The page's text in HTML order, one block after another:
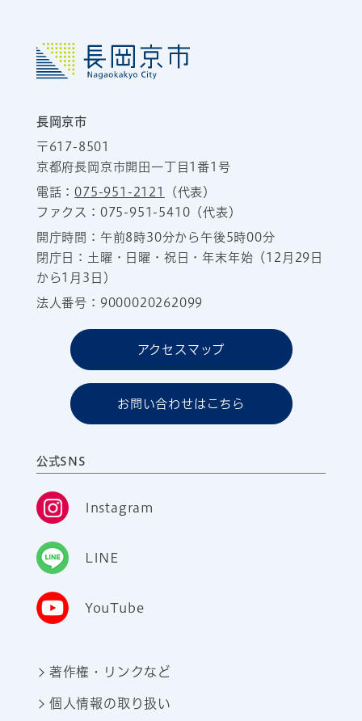
長岡京市
〒617-8501
京都府長岡京市開田一丁目1番1号
電話：075-951-2121
（代表）
ファクス：075-951-5410（代表）
開庁時間：午前8時30分から午後5時00分
閉庁日：土曜・日曜・祝日・年末年始（12月29日
から1月3日）
法人番号：9000020262099
アクセスマップ
お問い合わせはこちら
公式SNS
Instagram
LINE
YouTube
著作権・リンクなど
個人情報の取り扱い